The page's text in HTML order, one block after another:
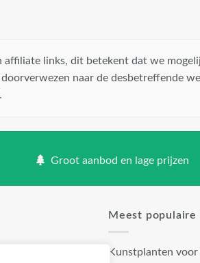
links, dit betekent dat we
naar de desbetreffende
Groot aanbod en lage prijzen
Meest populaire
Kunstplanten